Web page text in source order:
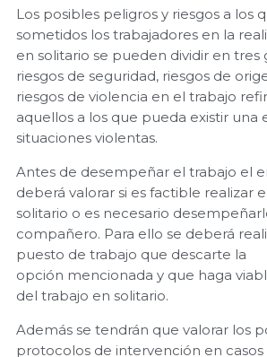
Los posibles peligros y riesgos a los
sometidos los trabajadores en la
en solitario se pueden dividir en tres
riesgos de seguridad, riesgos de
riesgos de violencia en el trabajo
aquellos a los que pueda existir una
situaciones violentas.
Antes de desempeñar el trabajo el
deberá valorar si es factible realizar
solitario o es necesario
compañero. Para ello se deberá
puesto de trabajo que descarte la
opción mencionada y que haga
del trabajo en solitario.
Además se tendrán que valorar los
protocolos de intervención en casos